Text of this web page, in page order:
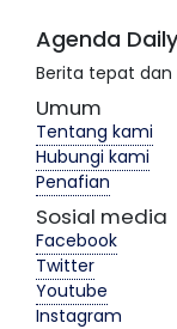
Agenda Daily
Berita tepat
Umum
Tentang kami
Hubungi kami
Penafian
Sosial media
Facebook
Twitter
Youtube
Instagram